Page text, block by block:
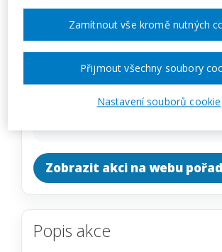
10. 03. 2027
MÍSTO
ONLINE
Zobrazit akci na webu
Popis akce
Nastavení souborů cookie
Zamítnout vše kromě nutných
Přijmout všechny soubory